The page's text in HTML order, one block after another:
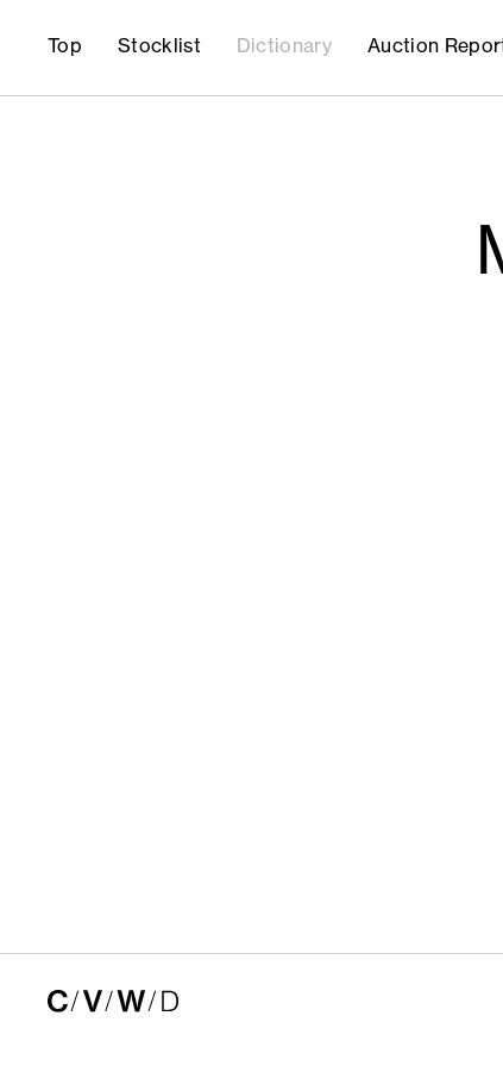
Top Stocklist Dictionary Auction